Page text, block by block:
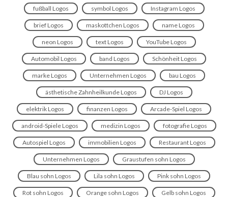
fußball Logos symbol Logos Instagram Logos
brief Logos maskottchen Logos name Logos
neon Logos text Logos YouTube Logos
Automobil Logos band Logos Schönheit Logos
marke Logos Unternehmen Logos bau Logos
ästhetische Zahnheilkunde Logos DJ Logos
elektrik Logos finanzen Logos Arcade-Spiel Logos
android-Spiele Logos medizin Logos fotografie Logos
Autospiel Logos immobilien Logos Restaurant Logos
Unternehmen Logos Graustufen sohn Logos
Blau sohn Logos Lila sohn Logos Pink sohn Logos
Rot sohn Logos Orange sohn Logos Gelb sohn Logos